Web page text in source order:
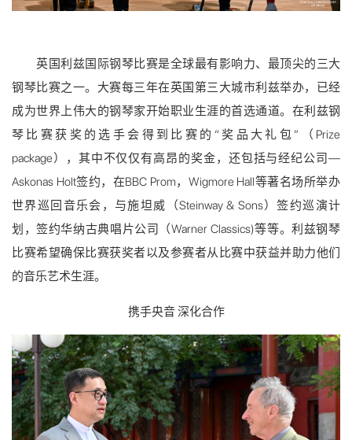
英国利兹国际钢琴比赛是全球最有影响力、最顶尖的三大
钢琴比赛之一。大赛每三年在英国第三大城市利兹举办，已经
成为世界上伟大的钢琴家开始职业生涯的首选通道。在利兹钢
琴比赛获奖的选手会得到比赛的“奖品大礼包”（Prize
package），其中不仅仅有高昂的奖金，还包括与经纪公司—
Askonas Holt签约，在BBC Prom，Wigmore Hall等著名场所举办
世界巡回音乐会，与施坦威（Steinway & Sons）签约巡演计
划，签约华纳古典唱片公司（Warner Classics)等等。利兹钢琴
比赛希望确保比赛获奖者以及参赛者从比赛中获益并助力他们
的音乐艺术生涯。
携手央音 深化合作